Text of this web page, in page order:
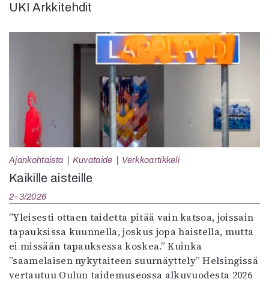
UKI Arkkitehdit
Ajankohtaista Kuvataide Verkkoartikkeli
Kaikille aisteille
2–3/2026
”Yleisesti ottaen taidetta pitää vain katsoa, joissain
tapauksissa kuunnella, joskus jopa haistella, mutta
ei missään tapauksessa koskea.” Kuinka
”saamelaisen nykytaiteen suurnäyttely” Helsingissä
vertautuu Oulun taidemuseossa alkuvuodesta 2026